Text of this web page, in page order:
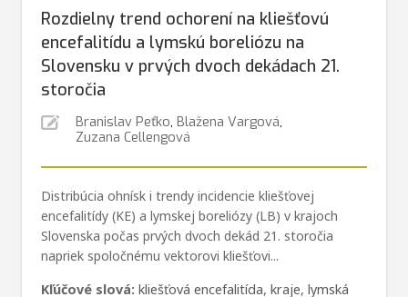
Rozdielny trend ochorení na kliešťovú
encefalitídu a lymskú boreliózu na
Slovensku v prvých dvoch dekádach 21.
storočia
Branislav Peťko, Blažena Vargová,
Zuzana Cellengová
Distribúcia ohnísk i trendy incidencie kliešťovej
encefalitídy (KE) a lymskej boreliózy (LB) v krajoch
Slovenska počas prvých dvoch dekád 21. storočia
napriek spoločnému vektorovi kliešťovi...
Kľúčové slová: kliešťová encefalitída, kraje, lymská